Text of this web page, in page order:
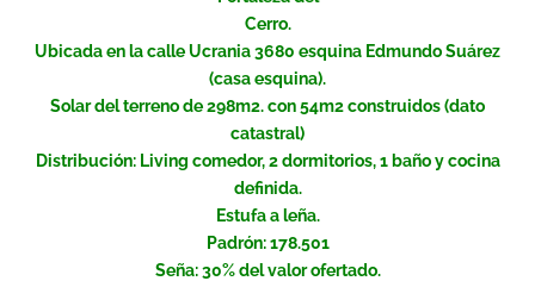
Cerro.
Ubicada en la calle Ucrania 3680 esquina Edmundo Suárez
(casa esquina).
Solar del terreno de 298m2. con 54m2 construidos (dato
catastral)
Distribución: Living comedor, 2 dormitorios, 1 baño y cocina
definida.
Estufa a leña.
Padrón: 178.501
Seña: 30% del valor ofertado.